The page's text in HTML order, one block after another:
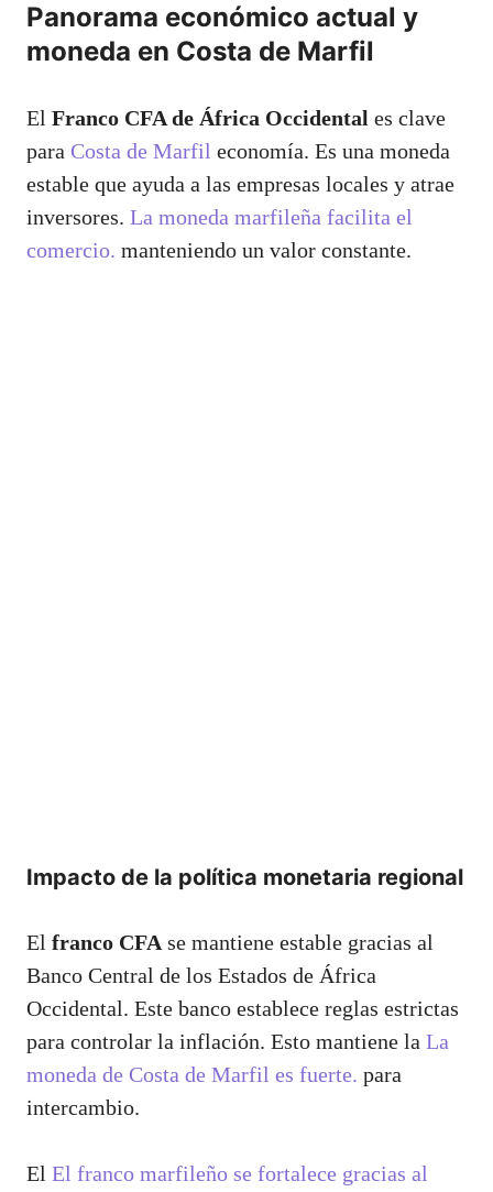
Panorama económico actual y
moneda en Costa de Marfil
El Franco CFA de África Occidental es clave
para Costa de Marfil economía. Es una moneda
estable que ayuda a las empresas locales y atrae
inversores. La moneda marfileña facilita el
comercio. manteniendo un valor constante.
Impacto de la política monetaria regional
El franco CFA se mantiene estable gracias al
Banco Central de los Estados de África
Occidental. Este banco establece reglas estrictas
para controlar la inflación. Esto mantiene la La
moneda de Costa de Marfil es fuerte. para
intercambio.
El El franco marfileño se fortalece gracias al